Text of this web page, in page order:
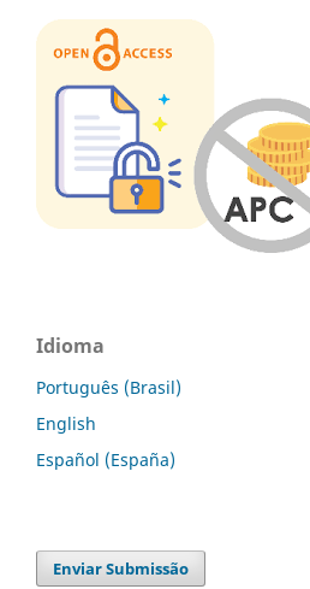
Idioma
Português (Brasil)
English
Español (España)
Enviar Submissão